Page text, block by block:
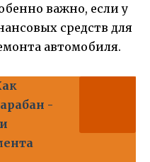
важно, если у
средств для
автомобиля.
-